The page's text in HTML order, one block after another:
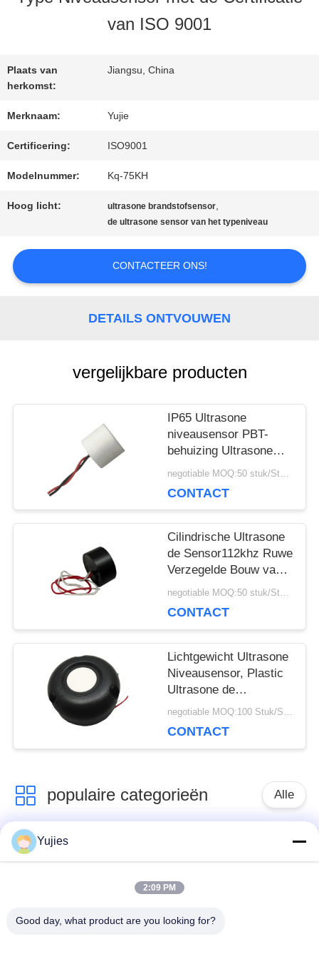
KWALITEITSCONTROLE
ONS
VERZOEK
OM EEN
CITAAT
SITEMAP
van ISO 9001
Plaats van
herkomst:
Jiangsu, China
Merknaam: Yujie
Certificering: ISO9001
Modelnummer: Kq-75KH
Hoog licht: ultrasone brandstofsensor,
de ultrasone sensor van het typeniveau
CONTACTEER ONS!
DETAILS ONTVOUWEN
vergelijkbare producten
IP65 Ultrasone
niveausensor PBT-
behuizing Ultrasone
brandstofsensor met negotiable MOQ:50 stuk/Stukken
CONTACT
Cilindrische Ultrasone
de Sensor112khz Ruwe
Verzegelde Bouw van
het Brandstofniveau
negotiable MOQ:50 stuk/Stukken
CONTACT
Lichtgewicht Ultrasone
Niveausensor, Plastic
Ultrasone de
Afstandssensor van
negotiable MOQ:100 Stuk/Stukken
CONTACT
populaire categorieën Alle
De Ultrasone
Omvormer van PZT
Omvormer
schoonmakende
Ultrasone
Yujies
2:09 PM
Good day, what product are you looking for?